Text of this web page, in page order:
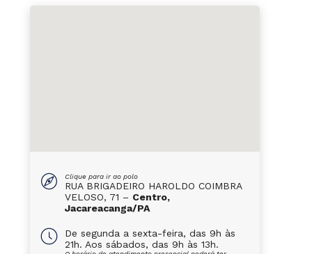
Clique para ir ao polo
RUA BRIGADEIRO HAROLDO COIMBRA
VELOSO, 71 – Centro,
Jacareacanga/PA
De segunda a sexta-feira, das 9h às
21h. Aos sábados, das 9h às 13h.